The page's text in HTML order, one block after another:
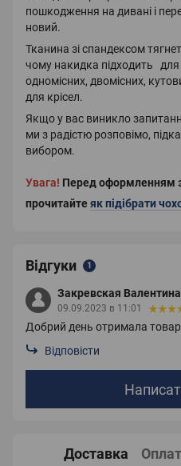
пошкодження на дивані і
новий.
Тканина зі спандексом
чому накидка підходить для
одномісних, двомісних,
для крісел.
Якщо у вас виникло
ми з радістю розповімо,
вибором.
Увага! Перед оформленням
прочитайтеяк підібрати
Відгуки 1
Закревская Валентина
09.09.2023 в 11:01
Добрий день отримала
Відповісти
Доставка